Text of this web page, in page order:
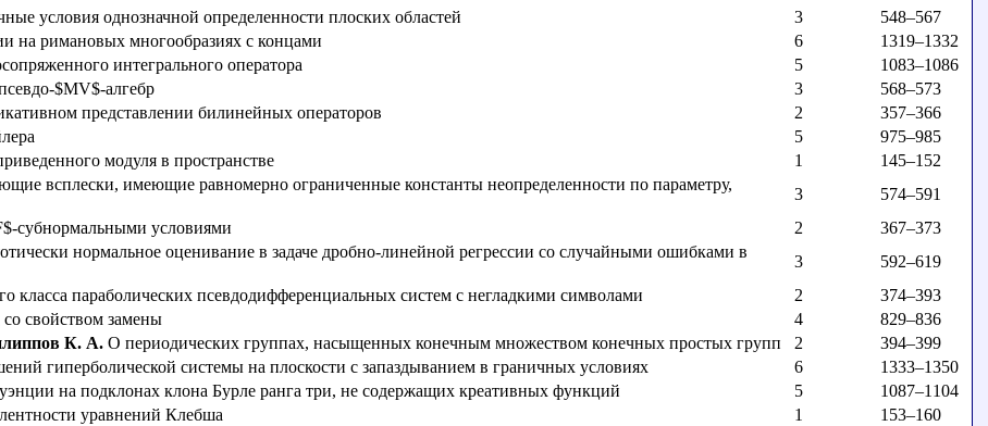
условия однозначной определенности плоских областей 3
548–567
на римановых многообразиях с концами 6
1319–1332
интегрального оператора 5
1083–1086
$MV$-алгебр 3
568–573
представлении билинейных операторов 2
357–366
5
975–985
модуля в пространстве 1
145–152
всплески, имеющие равномерно ограниченные константы неопределенности по параметру,
3
574–591
субнормальными условиями 2
367–373
нормальное оценивание в задаче дробно-линейной регрессии со случайными ошибками в
3
592–619
класса параболических псевдодифференциальных систем с негладкими символами 2
374–393
свойством замены 4
829–836
К. А. О периодических группах, насыщенных конечным множеством конечных простых групп 2
394–399
гиперболической системы на плоскости с запаздыванием в граничных условиях 6
1333–1350
на подклонах клона Бурле ранга три, не содержащих креативных функций 5
1087–1104
уравнений Клебша 1
153–160